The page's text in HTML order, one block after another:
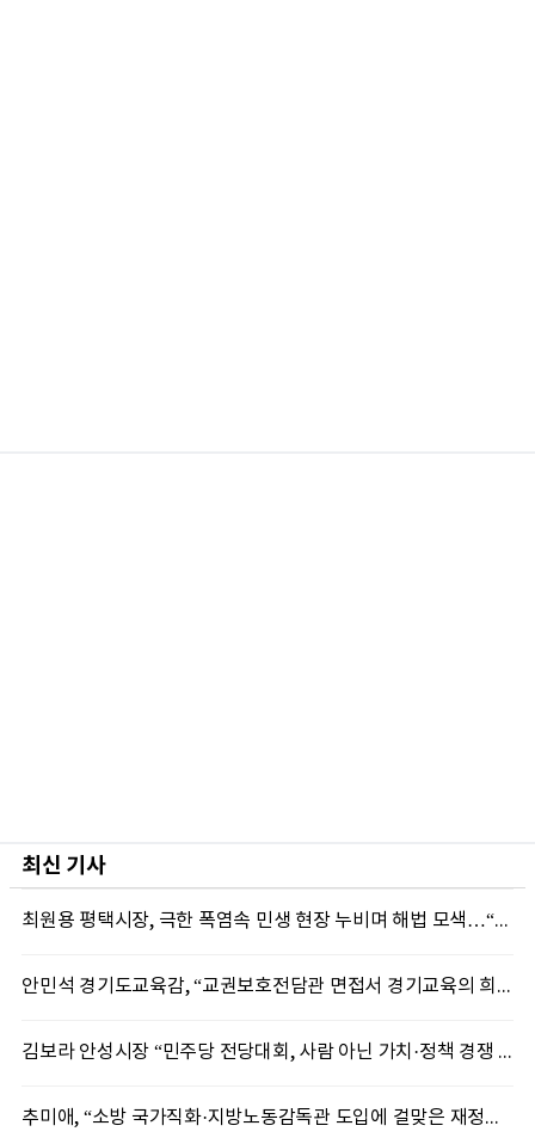
최신 기사
최원용 평택시장, 극한 폭염속 민생 현장 누비며 해법 모색…“현장에 답 있다”
안민석 경기도교육감, “교권보호전담관 면접서 경기교육의 희망 봤다”
김보라 안성시장 “민주당 전당대회, 사람 아닌 가치·정책 경쟁 돼야”
추미애, “소방 국가직화·지방노동감독관 도입에 걸맞은 재정체계 완성해야”